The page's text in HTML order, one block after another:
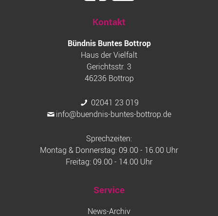
Kontakt
Bündnis Buntes Bottrop
Haus der Vielfalt
Gerichtsstr. 3
46236 Bottrop
02041 23 019
info@buendnis-buntes-bottrop.de
Sprechzeiten:
Montag & Donnerstag: 09.00 - 16.00 Uhr
Freitag: 09.00 - 14.00 Uhr
Service
News-Archiv